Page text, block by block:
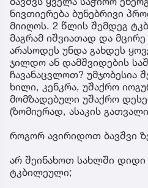
ნივთიერება ბუნებრივი
მიიღოს. 2 წლის შემდეგ
მაგრამ იშვიათად და
არასოდეს უნდა გახდეს
ჯილდო ან დამშვიდების
ჩავანაცვლოთ? უმჯობესია
ხილი, კენკრა, უშაქრო
მომზადებული უშაქრო
(ზომიერად, ასაკის
როგორ ავირიდოთ ბავშვი
არ შეინახოთ სახლში
ტკბილეული;